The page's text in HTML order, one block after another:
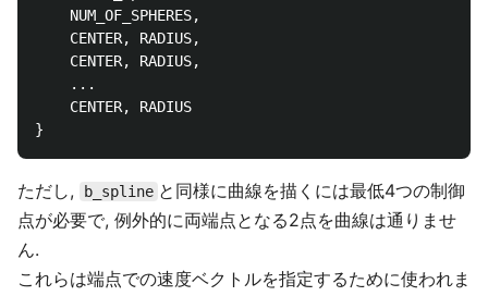
ただし, b_spline と同様に曲線を描くには最低4つの制御
点が必要で, 例外的に両端点となる2点を曲線は通りませ
ん.
これらは端点での速度ベクトルを指定するために使われま